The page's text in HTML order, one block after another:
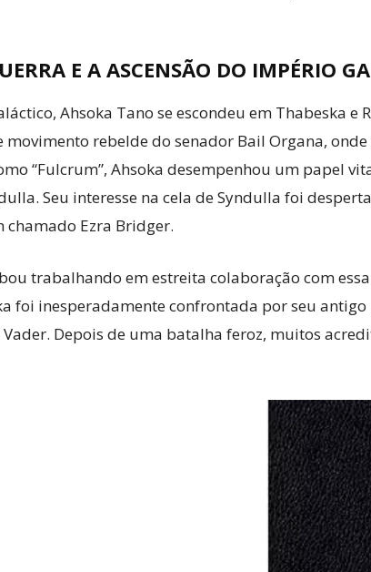
E A ASCENSÃO DO IMPÉRIO
Ahsoka Tano se escondeu em Thabeska e
movimento rebelde do senador Bail Organa,
“Fulcrum”, Ahsoka desempenhou um papel
Seu interesse na cela de Syndulla foi
chamado Ezra Bridger.
trabalhando em estreita colaboração com
foi inesperadamente confrontada por seu antigo
Depois de uma batalha feroz, muitos